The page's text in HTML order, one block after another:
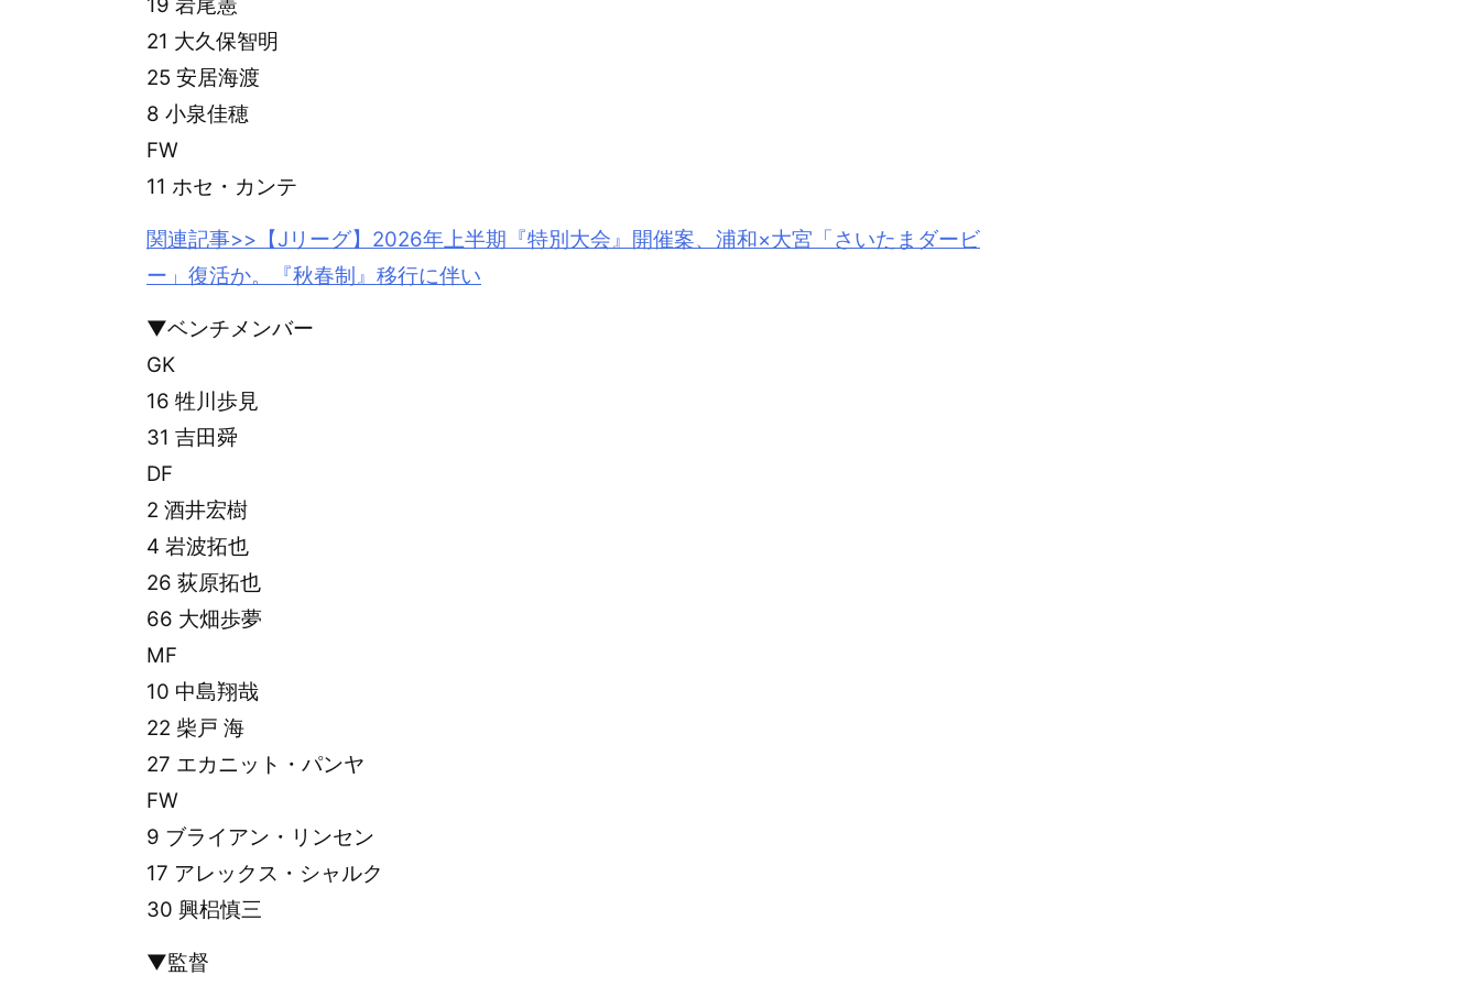
19 岩尾憲
21 大久保智明
25 安居海渡
8 小泉佳穂
FW
11 ホセ・カンテ
関連記事>>【Jリーグ】2026年上半期『特別大会』開催案、浦和×大宮「さいたまダービ
ー」復活か。『秋春制』移行に伴い
▼ベンチメンバー
GK
16 牲川歩見
31 吉田舜
DF
2 酒井宏樹
4 岩波拓也
26 荻原拓也
66 大畑歩夢
MF
10 中島翔哉
22 柴戸 海
27 エカニット・パンヤ
FW
9 ブライアン・リンセン
17 アレックス・シャルク
30 興梠慎三
▼監督